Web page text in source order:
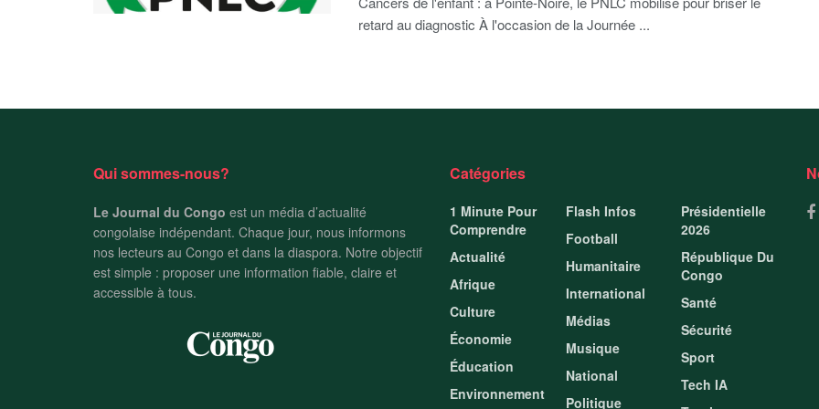
retard au diagnostic À l'occasion de la Journée ...
Qui sommes-nous?
Le Journal du Congo est un média d’actualité
congolaise indépendant. Chaque jour, nous informons
nos lecteurs au Congo et dans la diaspora. Notre objectif
est simple : proposer une information fiable, claire et
accessible à tous.
Catégories
1 Minute Pour
Comprendre
Actualité
Afrique
Culture
Économie
Éducation
Environnement
Flash Infos
Football
Humanitaire
International
Médias
Musique
National
Politique
Présidentielle
2026
République Du
Congo
Santé
Sécurité
Sport
Tech IA